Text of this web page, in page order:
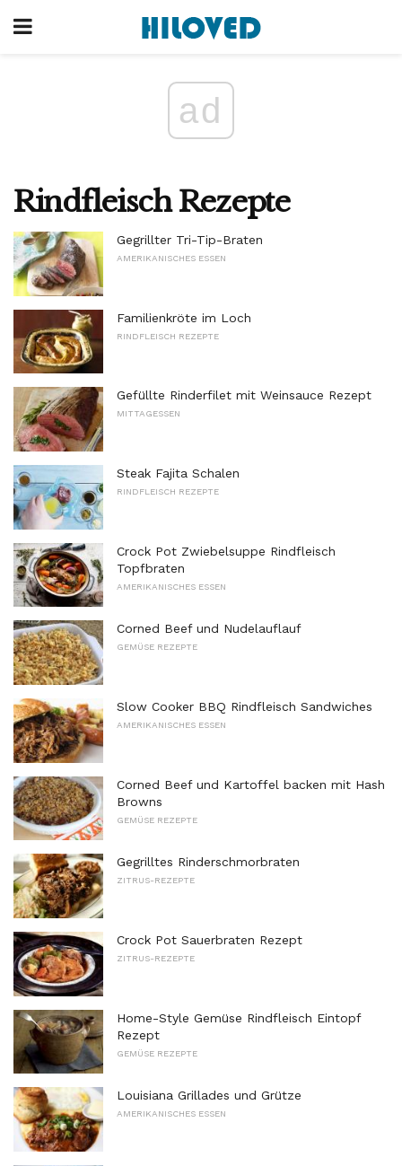
ad
Rindfleisch Rezepte
Gegrillter Tri-Tip-Braten
AMERIKANISCHES ESSEN
Familienkröte im Loch
RINDFLEISCH REZEPTE
Gefüllte Rinderfilet mit Weinsauce Rezept
MITTAGESSEN
Steak Fajita Schalen
RINDFLEISCH REZEPTE
Crock Pot Zwiebelsuppe Rindfleisch
Topfbraten
AMERIKANISCHES ESSEN
Corned Beef und Nudelauflauf
GEMÜSE REZEPTE
Slow Cooker BBQ Rindfleisch Sandwiches
AMERIKANISCHES ESSEN
Corned Beef und Kartoffel backen mit Hash
Browns
GEMÜSE REZEPTE
Gegrilltes Rinderschmorbraten
ZITRUS-REZEPTE
Crock Pot Sauerbraten Rezept
ZITRUS-REZEPTE
Home-Style Gemüse Rindfleisch Eintopf
Rezept
GEMÜSE REZEPTE
Louisiana Grillades und Grütze
AMERIKANISCHES ESSEN